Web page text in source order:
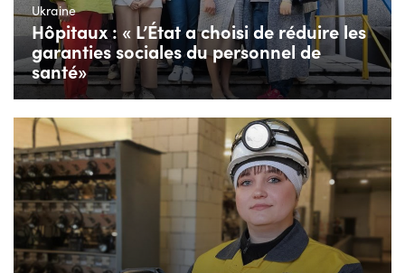
Ukraine
Hôpitaux : « L’État a choisi de réduire les
garanties sociales du personnel de
santé»